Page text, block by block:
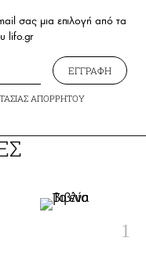
σας μια επιλογή από τα
lifo.gr
ΕΓΓΡΑΦΗ
ΑΠΟΡΡΗΤΟΥ